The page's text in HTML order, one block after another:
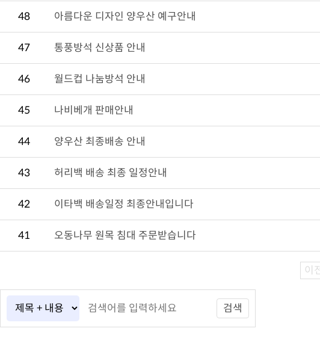
48 아름다운 디자인 양우산 예구안내
47 통풍방석 신상품 안내
46 월드컵 나눔방석 안내
45 나비베개 판매안내
44 양우산 최종배송 안내
43 허리백 배송 최종 일정안내
42 이타백 배송일정 최종안내입니다
41 오동나무 원목 침대 주문받습니다
이
검색